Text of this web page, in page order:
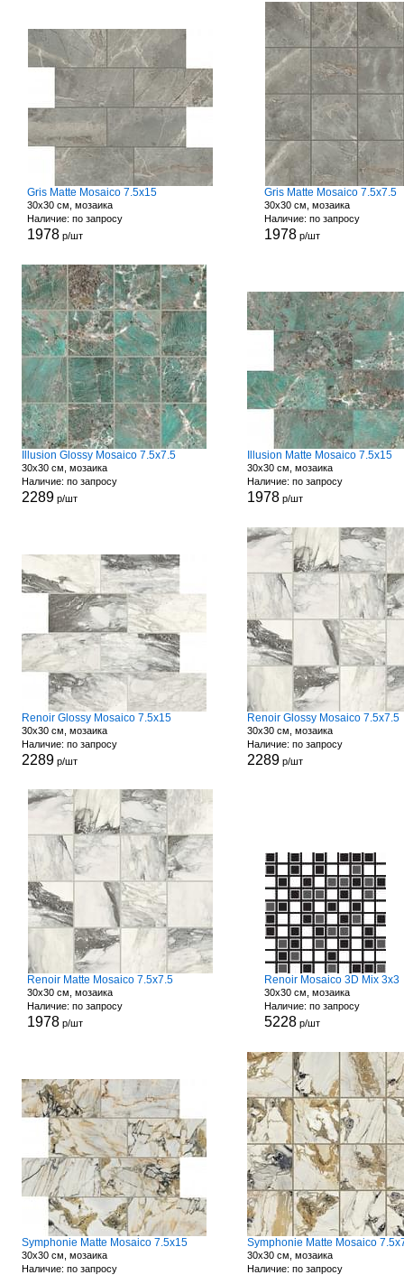
Gris Matte Mosaico 7.5x15
30x30 см, мозаика
Наличие: по запросу
1978 р/шт
Gris Matte Mosaico 7.5x7.5
30x30 см, мозаика
Наличие: по запросу
1978 р/шт
Illusion Glossy Mosaico 7.5x7.5
30x30 см, мозаика
Наличие: по запросу
2289 р/шт
Illusion Matte Mosaico 7.5x15
30x30 см, мозаика
Наличие: по запросу
1978 р/шт
Renoir Glossy Mosaico 7.5x15
30x30 см, мозаика
Наличие: по запросу
2289 р/шт
Renoir Glossy Mosaico 7.5x7.5
30x30 см, мозаика
Наличие: по запросу
2289 р/шт
Renoir Matte Mosaico 7.5x7.5
30x30 см, мозаика
Наличие: по запросу
1978 р/шт
Renoir Mosaico 3D Mix 3x3
30x30 см, мозаика
Наличие: по запросу
5228 р/шт
Symphonie Matte Mosaico 7.5x15
30x30 см, мозаика
Наличие: по запросу
Symphonie Matte Mosaico
30x30 см, мозаика
Наличие: по запросу